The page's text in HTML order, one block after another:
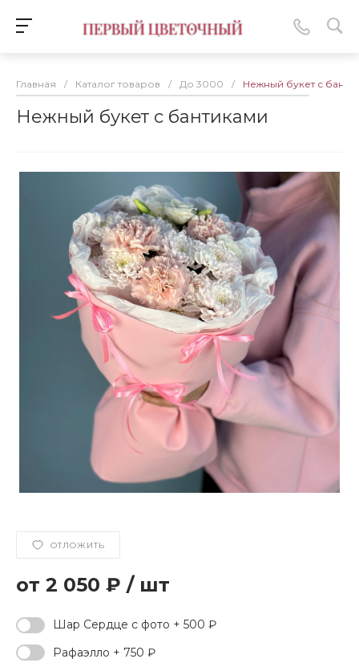
Главная / Каталог товаров / До 3000 / Нежный букет с
Нежный букет с бантиками
ОТЛОЖИТЬ
2 050 ₽ / шт
Шар Сердце с фото + 500 ₽
Рафаэлло + 750 ₽